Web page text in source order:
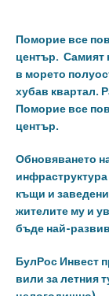
Поморие все
център. Самият
в морето
хубав квартал.
Поморие все
център.
Обновяването
инфраструктура
къщи и
жителите му и
бъде най-
БулРос Инвест
вили за летния